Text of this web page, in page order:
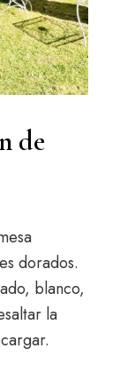
de
dorados.
blanco,
la